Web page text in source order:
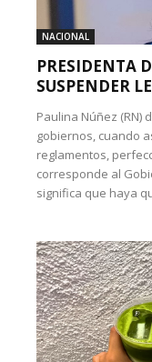
NACIONAL
PRESIDENTA
SUSPENDER
Paulina Núñez (RN)
gobiernos, cuando
reglamentos,
corresponde al
significa que haya